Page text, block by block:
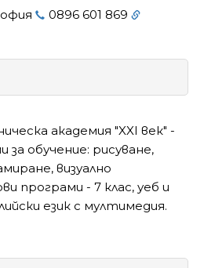
0896 601 869
академия "XXI век" -
за обучение: рисуване,
визуално
програми - 7 клас, уеб и
език с мултимедия.